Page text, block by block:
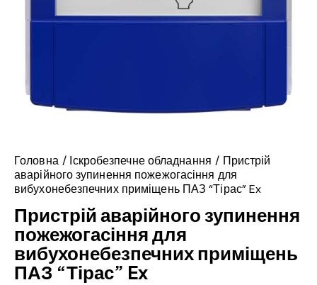
Головна Іскробезпечне обладнання
Пристрій
аварійного зупинення пожежогасіння для
вибухонебезпечних приміщень ПАЗ “Тірас” Ex
Пристрій аварійного зупинення
пожежогасіння для
вибухонебезпечних приміщень
ПАЗ “Тірас” Ex